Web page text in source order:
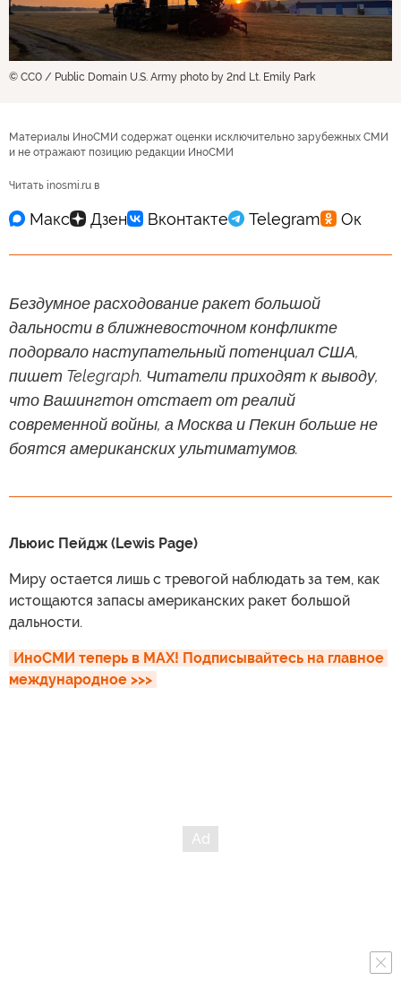
© CC0 / Public Domain U.S. Army photo by 2nd Lt. Emily Park
Материалы ИноСМИ содержат оценки исключительно зарубежных СМИ
и не отражают позицию редакции ИноСМИ
Читать inosmi.ru в
Бездумное расходование ракет большой
дальности в ближневосточном конфликте
подорвало наступательный потенциал США,
пишет Telegraph. Читатели приходят к выводу,
что Вашингтон отстает от реалий
современной войны, а Москва и Пекин больше не
боятся американских ультиматумов.
Льюис Пейдж (Lewis Page)
Миру остается лишь с тревогой наблюдать за тем, как
истощаются запасы американских ракет большой
дальности.
ИноСМИ теперь в MAX! Подписывайтесь на главное
международное >>>